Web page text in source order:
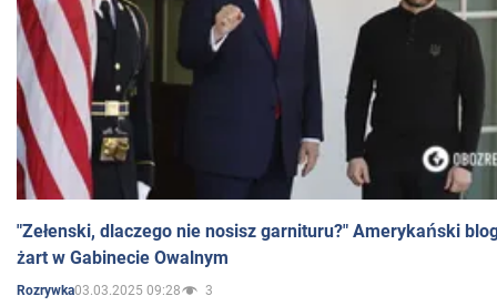
"Zełenski, dlaczego nie nosisz garnituru?" Amerykański
żart w Gabinecie Owalnym
Rozrywka03.03.2025 09:28 3